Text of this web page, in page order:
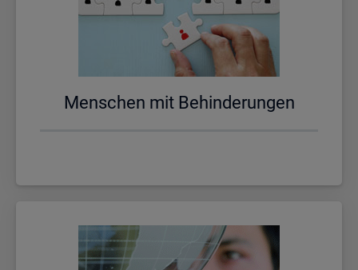
Men­schen mit Be­hin­de­run­gen